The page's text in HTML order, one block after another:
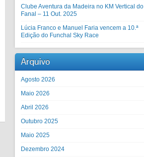
Clube Aventura da Madeira no KM Vertical do
Fanal – 11 Out. 2025
Lúcia Franco e Manuel Faria vencem a 10.ª
Edição do Funchal Sky Race
Arquivo
Agosto 2026
Maio 2026
Abril 2026
Outubro 2025
Maio 2025
Dezembro 2024